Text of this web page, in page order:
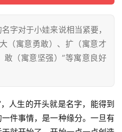
字对于小娃来说相当紧要，
（寓意勇敢）、扩（寓意才
（寓意坚强）”等寓意良好
人生的开头就是名字，能得到
件事情，是一种缘分。一旦有